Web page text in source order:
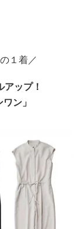
１着／
ップ！
ン」